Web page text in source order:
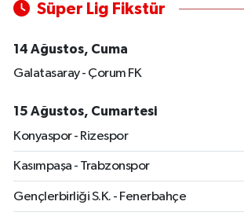
Süper Lig Fikstür
14 Ağustos, Cuma
Galatasaray - Çorum FK
15 Ağustos, Cumartesi
Konyaspor - Rizespor
Kasımpaşa - Trabzonspor
Gençlerbirliği S.K. - Fenerbahçe